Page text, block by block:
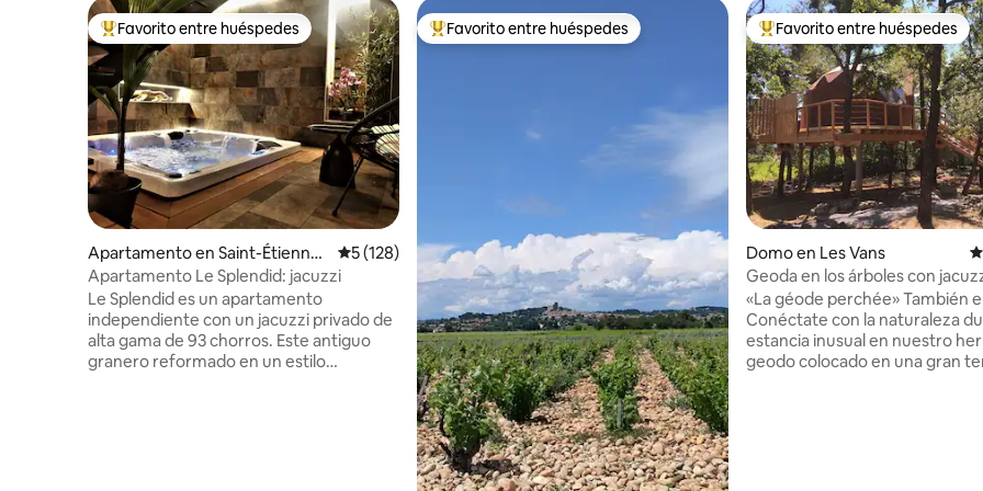
Favorito entre huéspedes preferido
Favorito entre huéspedes
Apartamento en Saint-Étienne-
des-Sorts
Calificación promedio: 5 de 5, 128 reseñas
5 (128)
Apartamento Le Splendid: jacuzzi
Le Splendid es un apartamento
independiente con un jacuzzi privado de
alta gama de 93 chorros. Este antiguo
granero reformado en un estilo
Favorito entre huéspedes preferido
Favorito entre huéspedes Favorito entre huéspedes
Favorito entre huéspedes
Domo en Les Vans
Geoda en los árboles con
terraza
«La géode perchée» También
Conéctate con la naturaleza
estancia inusual en nuestro
geodo colocado en una gran